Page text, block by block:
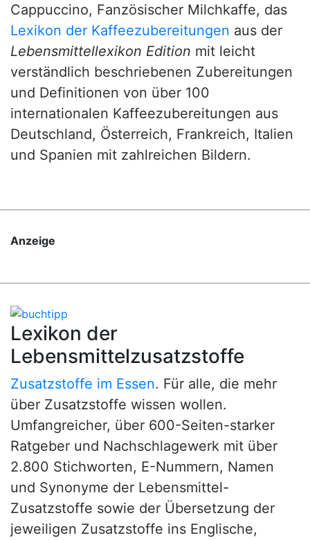
Cappuccino, Fanzösischer Milchkaffe, das
Lexikon der Kaffeezubereitungen aus der
Lebensmittellexikon Edition mit leicht
verständlich beschriebenen Zubereitungen
und Definitionen von über 100
internationalen Kaffeezubereitungen aus
Deutschland, Österreich, Frankreich, Italien
und Spanien mit zahlreichen Bildern.
Anzeige
Lexikon der
Lebensmittelzusatzstoffe
Zusatzstoffe im Essen. Für alle, die mehr
über Zusatzstoffe wissen wollen.
Umfangreicher, über 600-Seiten-starker
Ratgeber und Nachschlagewerk mit über
2.800 Stichworten, E-Nummern, Namen
und Synonyme der Lebensmittel-
Zusatzstoffe sowie der Übersetzung der
jeweiligen Zusatzstoffe ins Englische,